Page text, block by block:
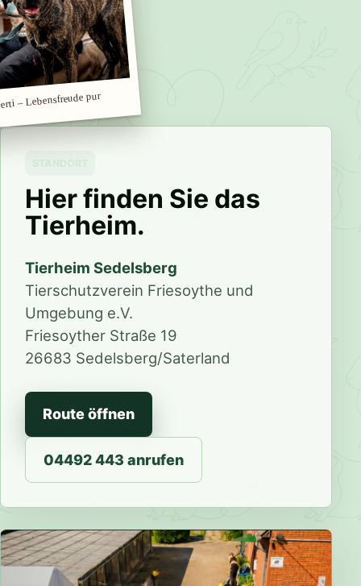
– Lebensfreude pur
STANDORT
Hier finden Sie das
Tierheim.
Tierheim Sedelsberg
Tierschutzverein Friesoythe und
Umgebung e.V.
Friesoyther Straße 19
26683 Sedelsberg/Saterland
Route öffnen
04492 443 anrufen